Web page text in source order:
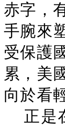
赤字，
手腕來
受保護
累，美
向於看
正是